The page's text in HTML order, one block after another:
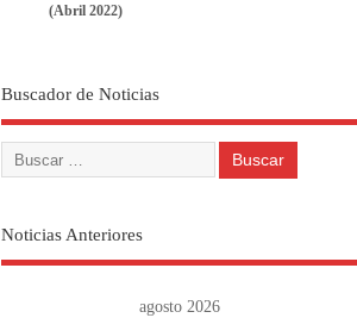
(Abril 2022)
Buscador de Noticias
Noticias Anteriores
agosto 2026